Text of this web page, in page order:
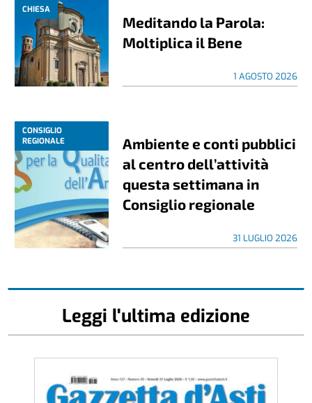
CHIESA
Meditando la Parola:
Moltiplica il Bene
1 AGOSTO 2026
CONSIGLIO
REGIONALE
Ambiente e conti pubblici
al centro dell’attività
questa settimana in
Consiglio regionale
31 LUGLIO 2026
Leggi l'ultima edizione